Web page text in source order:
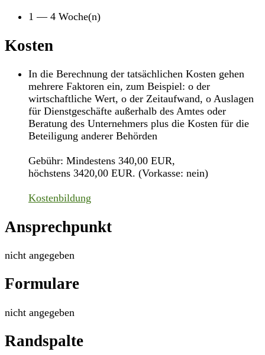
1 — 4 Woche(n)
Kosten
In die Berechnung der tatsächlichen Kosten gehen
mehrere Faktoren ein, zum Beispiel: o der
wirtschaftliche Wert, o der Zeitaufwand, o Auslagen
für Dienstgeschäfte außerhalb des Amtes oder
Beratung des Unternehmers plus die Kosten für die
Beteiligung anderer Behörden
Gebühr: Mindestens 340,00 EUR,
höchstens 3420,00 EUR. (Vorkasse: nein)
Kostenbildung
Ansprechpunkt
nicht angegeben
Formulare
nicht angegeben
Randspalte